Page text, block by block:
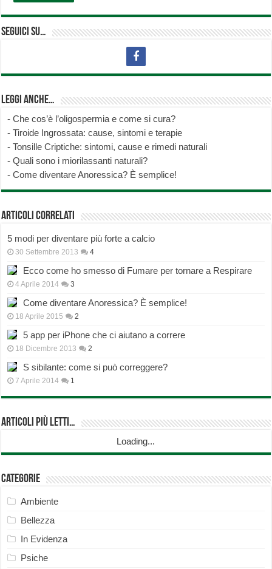
Seguici su…
Leggi anche…
-Che cos’è l’oligospermia e come si cura?
-Tiroide Ingrossata: cause, sintomi e terapie
-Tonsille Criptiche: sintomi, cause e rimedi naturali
-Quali sono i miorilassanti naturali?
-Come diventare Anoressica? È semplice!
Articoli correlati
5 modi per diventare più forte a calcio
30 Settembre 2013 4
Ecco come ho smesso di Fumare per tornare a Respirare
4 Aprile 2014 3
Come diventare Anoressica? È semplice!
18 Aprile 2015 2
5 app per iPhone che ci aiutano a correre
18 Dicembre 2013 2
S sibilante: come si può correggere?
7 Aprile 2014 1
Articoli più Letti…
Loading...
Categorie
Ambiente
Bellezza
In Evidenza
Psiche